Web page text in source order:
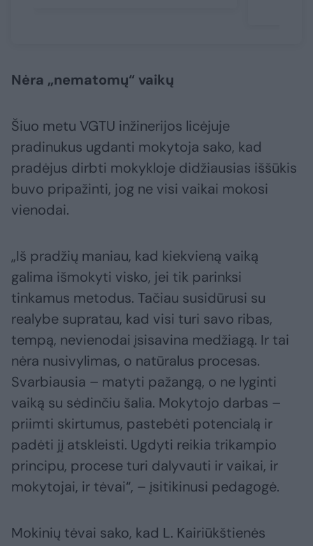
Nėra „nematomų“ vaikų
Šiuo metu VGTU inžinerijos licėjuje
pradinukus ugdanti mokytoja sako, kad
pradėjus dirbti mokykloje didžiausias iššūkis
buvo pripažinti, jog ne visi vaikai mokosi
vienodai.
„Iš pradžių maniau, kad kiekvieną vaiką
galima išmokyti visko, jei tik parinksi
tinkamus metodus. Tačiau susidūrusi su
realybe supratau, kad visi turi savo ribas,
tempą, nevienodai įsisavina medžiagą. Ir tai
nėra nusivylimas, o natūralus procesas.
Svarbiausia – matyti pažangą, o ne lyginti
vaiką su sėdinčiu šalia. Mokytojo darbas –
priimti skirtumus, pastebėti potencialą ir
padėti jį atskleisti. Ugdyti reikia trikampio
principu, procese turi dalyvauti ir vaikai, ir
mokytojai, ir tėvai“, – įsitikinusi pedagogė.
Mokinių tėvai sako, kad L. Kairiūkštienės